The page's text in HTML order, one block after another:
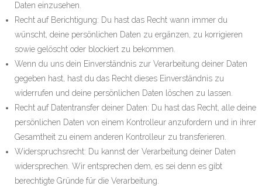
Daten einzusehen.
Recht auf Berichtigung: Du hast das Recht wann immer du
wünscht, deine persönlichen Daten zu ergänzen, zu korrigieren
sowie gelöscht oder blockiert zu bekommen.
Wenn du uns dein Einverständnis zur Verarbeitung deiner Daten
gegeben hast, hast du das Recht dieses Einverständnis zu
widerrufen und deine persönlichen Daten löschen zu lassen.
Recht auf Datentransfer deiner Daten: Du hast das Recht, alle deine
persönlichen Daten von einem Kontrolleur anzufordern und in ihrer
Gesamtheit zu einem anderen Kontrolleur zu transferieren.
Widerspruchsrecht: Du kannst der Verarbeitung deiner Daten
widersprechen. Wir entsprechen dem, es sei denn es gibt
berechtigte Gründe für die Verarbeitung.